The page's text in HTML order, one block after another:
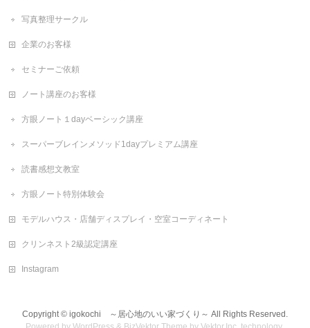
写真整理サークル
企業のお客様
セミナーご依頼
ノート講座のお客様
方眼ノート１dayベーシック講座
スーパーブレインメソッド1dayプレミアム講座
読書感想文教室
方眼ノート特別体験会
モデルハウス・店舗ディスプレイ・空室コーディネート
クリンネスト2級認定講座
Instagram
Copyright © igokochi ～居心地のいい家づくり～ All Rights Reserved.